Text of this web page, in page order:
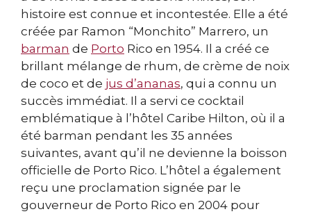
histoire est connue et incontestée. Elle a été
créée par Ramon “Monchito” Marrero, un
barman de Porto Rico en 1954. Il a créé ce
brillant mélange de rhum, de crème de noix
de coco et de jus d’ananas, qui a connu un
succès immédiat. Il a servi ce cocktail
emblématique à l’hôtel Caribe Hilton, où il a
été barman pendant les 35 années
suivantes, avant qu’il ne devienne la boisson
officielle de Porto Rico. L’hôtel a également
reçu une proclamation signée par le
gouverneur de Porto Rico en 2004 pour